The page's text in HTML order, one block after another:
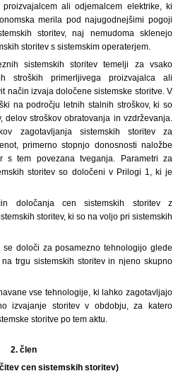
ali odjemalcem elektrike, ki
merila pod najugodnejšimi pogoji
storitev, naj nemudoma sklenejo
storitev s sistemskim operaterjem.
sistemskih storitev temelji za vsako
stroških primerljivega proizvajalca ali
način izvaja določene sistemske storitve. V
na področju letnih stalnih stroškov, ki so
delov stroškov obratovanja in vzdrževanja.
zagotavljanja sistemskih storitev za
primerno stopnjo donosnosti naložbe
s tem povezana tveganja. Parametri za
storitev so določeni v Prilogi 1, ki je
določanja cen sistemskih storitev z
storitev, ki so na voljo pri sistemskih
se določi za posamezno tehnologijo glede
trgu sistemskih storitev in njeno skupno
vse tehnologije, ki lahko zagotavljajo
izvajanje storitev v obdobju, za katero
storitve po tem aktu.
2. člen
cen sistemskih storitev)